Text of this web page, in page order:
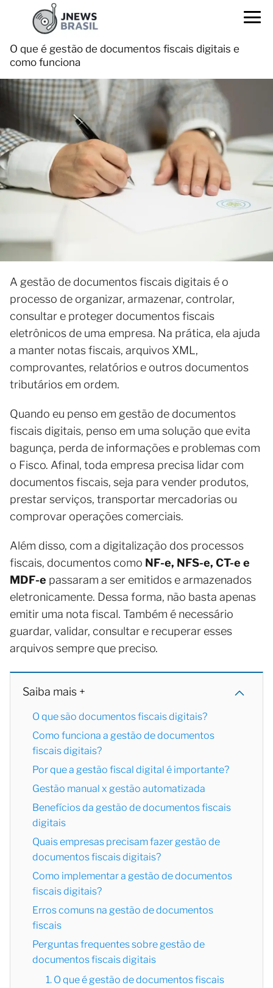
O que é gestão de documentos fiscais digitais e
como funciona
A gestão de documentos fiscais digitais é o
processo de organizar, armazenar, controlar,
consultar e proteger documentos fiscais
eletrônicos de uma empresa. Na prática, ela ajuda
a manter notas fiscais, arquivos XML,
comprovantes, relatórios e outros documentos
tributários em ordem.
Quando eu penso em gestão de documentos
fiscais digitais, penso em uma solução que evita
bagunça, perda de informações e problemas com
o Fisco. Afinal, toda empresa precisa lidar com
documentos fiscais, seja para vender produtos,
prestar serviços, transportar mercadorias ou
comprovar operações comerciais.
Além disso, com a digitalização dos processos
fiscais, documentos como NF-e, NFS-e, CT-e e
MDF-e passaram a ser emitidos e armazenados
eletronicamente. Dessa forma, não basta apenas
emitir uma nota fiscal. Também é necessário
guardar, validar, consultar e recuperar esses
arquivos sempre que preciso.
Saiba mais +
O que são documentos fiscais digitais?
Como funciona a gestão de documentos
fiscais digitais?
Por que a gestão fiscal digital é importante?
Gestão manual x gestão automatizada
Benefícios da gestão de documentos fiscais
digitais
Quais empresas precisam fazer gestão de
documentos fiscais digitais?
Como implementar a gestão de documentos
fiscais digitais?
Erros comuns na gestão de documentos
fiscais
Perguntas frequentes sobre gestão de
documentos fiscais digitais
1. O que é gestão de documentos fiscais